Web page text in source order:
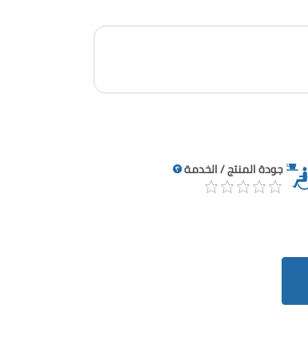
جودة المنتج / الخدمة